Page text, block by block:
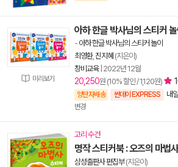
미리보기
아하 한글 박사님의 스티커
- 아하 한글 박사님의 스티커 놀이
최영환, 진지혜 (지은이)
창비교육| 2022년 12월
20,250원 (10% 할인 / 1,120원)
양탄자배송 썬데이 EXPRESS 내
변경
고리 수건
명작 스티커북 : 오즈의 마법사
삼성출판사 편집부(지은이)